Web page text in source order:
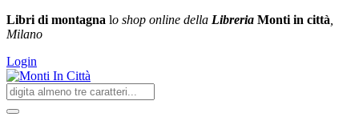
Libri di montagna lo shop online della Libreria Monti in città
Milano
Login